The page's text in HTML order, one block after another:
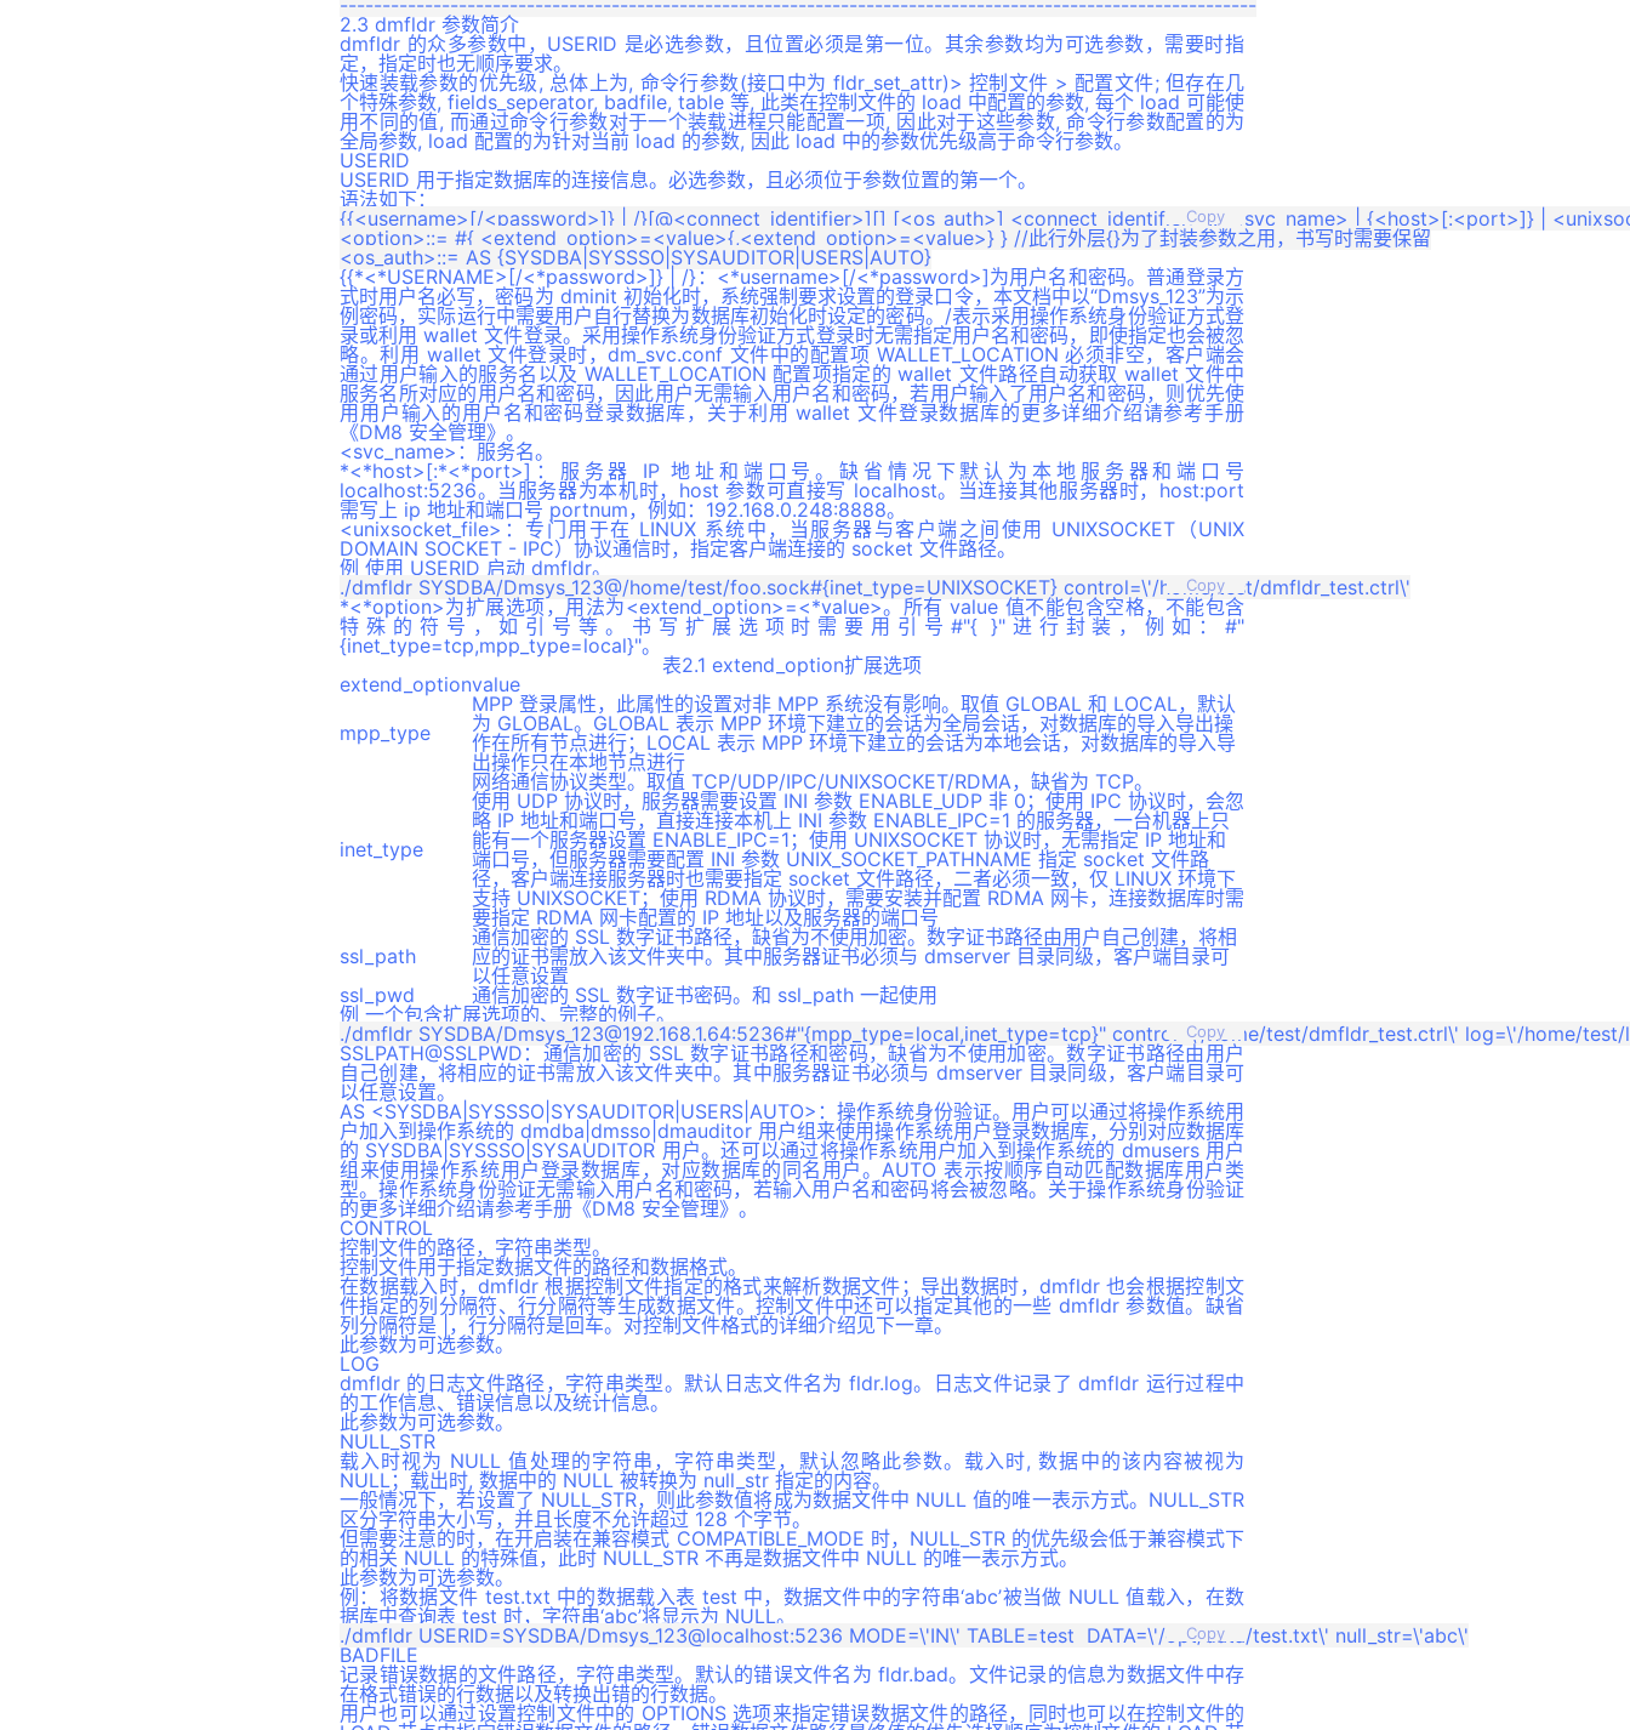
2.3 dmfldr 参数简介
dmfldr 的众多参数中，USERID 是必选参数，且位置必须是第一位。其余参数均为可选参数，需要时指
定，指定时也无顺序要求。
快速装载参数的优先级, 总体上为, 命令行参数(接口中为 fldr_set_attr)> 控制文件 > 配置文件; 但存在几
个特殊参数, fields_seperator, badfile, table 等, 此类在控制文件的 load 中配置的参数, 每个 load 可能使
用不同的值, 而通过命令行参数对于一个装载进程只能配置一项, 因此对于这些参数, 命令行参数配置的为
全局参数, load 配置的为针对当前 load 的参数, 因此 load 中的参数优先级高于命令行参数。
USERID
USERID 用于指定数据库的连接信息。必选参数，且必须位于参数位置的第一个。
语法如下：
Copy
{{<username>[/<password>]} | /}[@<connect_identifier>][] [<os_auth>] <connect_identifier> ::=<svc_name> | {<host>[:<port>]} |
<option>::= #{ <extend_option>=<value>{,<extend_option>=<value>} } //此行外层{}为了封装参数之用，书写时需要保留
{{*<*USERNAME>[/<*password>]} | /}：<*username>[/<*password>]为用户名和密码。普通登录方
式时用户名必写，密码为 dminit 初始化时，系统强制要求设置的登录口令，本文档中以“Dmsys_123”为示
例密码，实际运行中需要用户自行替换为数据库初始化时设定的密码。/表示采用操作系统身份验证方式登
录或利用 wallet 文件登录。采用操作系统身份验证方式登录时无需指定用户名和密码，即使指定也会被忽
略。利用 wallet 文件登录时，dm_svc.conf 文件中的配置项 WALLET_LOCATION 必须非空，客户端会
通过用户输入的服务名以及 WALLET_LOCATION 配置项指定的 wallet 文件路径自动获取 wallet 文件中
服务名所对应的用户名和密码，因此用户无需输入用户名和密码，若用户输入了用户名和密码，则优先使
用用户输入的用户名和密码登录数据库，关于利用 wallet 文件登录数据库的更多详细介绍请参考手册
《DM8 安全管理》。
<svc_name>：服务名。
*<*host>[:*<*port>]：服务器 IP 地址和端口号。缺省情况下默认为本地服务器和端口号
localhost:5236。当服务器为本机时，host 参数可直接写 localhost。当连接其他服务器时，host:port
需写上 ip 地址和端口号 portnum，例如：192.168.0.248:8888。
<unixsocket_file>：专门用于在 LINUX 系统中，当服务器与客户端之间使用 UNIXSOCKET（UNIX
DOMAIN SOCKET - IPC）协议通信时，指定客户端连接的 socket 文件路径。
例 使用 USERID 启动 dmfldr。
Copy
*<*option>为扩展选项，用法为<extend_option>=<*value>。所有 value 值不能包含空格，不能包含
特殊的符号，如引号等。书写扩展选项时需要用引号#"{ }"进行封装，例如：#"
{inet_type=tcp,mpp_type=local}"。
表2.1 extend_option扩展选项
extend_optionvalue
mpp_type
MPP 登录属性，此属性的设置对非 MPP 系统没有影响。取值 GLOBAL 和 LOCAL，默认
为 GLOBAL。GLOBAL 表示 MPP 环境下建立的会话为全局会话，对数据库的导入导出操
作在所有节点进行；LOCAL 表示 MPP 环境下建立的会话为本地会话，对数据库的导入导
出操作只在本地节点进行
inet_type
网络通信协议类型。取值 TCP/UDP/IPC/UNIXSOCKET/RDMA，缺省为 TCP。
使用 UDP 协议时，服务器需要设置 INI 参数 ENABLE_UDP 非 0；使用 IPC 协议时，会忽
略 IP 地址和端口号，直接连接本机上 INI 参数 ENABLE_IPC=1 的服务器，一台机器上只
能有一个服务器设置 ENABLE_IPC=1；使用 UNIXSOCKET 协议时，无需指定 IP 地址和
端口号，但服务器需要配置 INI 参数 UNIX_SOCKET_PATHNAME 指定 socket 文件路
径，客户端连接服务器时也需要指定 socket 文件路径，二者必须一致，仅 LINUX 环境下
支持 UNIXSOCKET；使用 RDMA 协议时，需要安装并配置 RDMA 网卡，连接数据库时需
要指定 RDMA 网卡配置的 IP 地址以及服务器的端口号
ssl_path
通信加密的 SSL 数字证书路径，缺省为不使用加密。数字证书路径由用户自己创建，将相
应的证书需放入该文件夹中。其中服务器证书必须与 dmserver 目录同级，客户端目录可
以任意设置
ssl_pwd
通信加密的 SSL 数字证书密码。和 ssl_path 一起使用
例 一个包含扩展选项的、完整的例子。
Copy
SSLPATH@SSLPWD：通信加密的 SSL 数字证书路径和密码，缺省为不使用加密。数字证书路径由用户
自己创建，将相应的证书需放入该文件夹中。其中服务器证书必须与 dmserver 目录同级，客户端目录可
以任意设置。
AS <SYSDBA|SYSSSO|SYSAUDITOR|USERS|AUTO>：操作系统身份验证。用户可以通过将操作系统用
户加入到操作系统的 dmdba|dmsso|dmauditor 用户组来使用操作系统用户登录数据库，分别对应数据库
的 SYSDBA|SYSSSO|SYSAUDITOR 用户。还可以通过将操作系统用户加入到操作系统的 dmusers 用户
组来使用操作系统用户登录数据库，对应数据库的同名用户。AUTO 表示按顺序自动匹配数据库用户类
型。操作系统身份验证无需输入用户名和密码，若输入用户名和密码将会被忽略。关于操作系统身份验证
的更多详细介绍请参考手册《DM8 安全管理》。
CONTROL
控制文件的路径，字符串类型。
控制文件用于指定数据文件的路径和数据格式。
在数据载入时，dmfldr 根据控制文件指定的格式来解析数据文件；导出数据时，dmfldr 也会根据控制文
件指定的列分隔符、行分隔符等生成数据文件。控制文件中还可以指定其他的一些 dmfldr 参数值。缺省
列分隔符是 |，行分隔符是回车。对控制文件格式的详细介绍见下一章。
此参数为可选参数。
LOG
dmfldr 的日志文件路径，字符串类型。默认日志文件名为 fldr.log。日志文件记录了 dmfldr 运行过程中
的工作信息、错误信息以及统计信息。
此参数为可选参数。
NULL_STR
载入时视为 NULL 值处理的字符串，字符串类型，默认忽略此参数。载入时, 数据中的该内容被视为
NULL；载出时, 数据中的 NULL 被转换为 null_str 指定的内容。
一般情况下，若设置了 NULL_STR，则此参数值将成为数据文件中 NULL 值的唯一表示方式。NULL_STR
区分字符串大小写，并且长度不允许超过 128 个字节。
但需要注意的时，在开启装在兼容模式 COMPATIBLE_MODE 时，NULL_STR 的优先级会低于兼容模式下
的相关 NULL 的特殊值，此时 NULL_STR 不再是数据文件中 NULL 的唯一表示方式。
此参数为可选参数。
例：将数据文件 test.txt 中的数据载入表 test 中，数据文件中的字符串‘abc’被当做 NULL 值载入，在数
据库中查询表 test 时，字符串‘abc’将显示为 NULL。
Copy
BADFILE
记录错误数据的文件路径，字符串类型。默认的错误文件名为 fldr.bad。文件记录的信息为数据文件中存
在格式错误的行数据以及转换出错的行数据。
用户也可以通过设置控制文件中的 OPTIONS 选项来指定错误数据文件的路径，同时也可以在控制文件的